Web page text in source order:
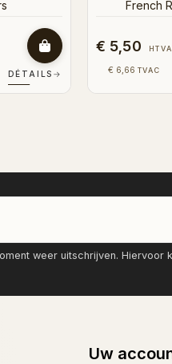
DÉTAILS →
€ 4,00 HTVA
€ 4,84 TVAC
weer uitschrijven.
Uw